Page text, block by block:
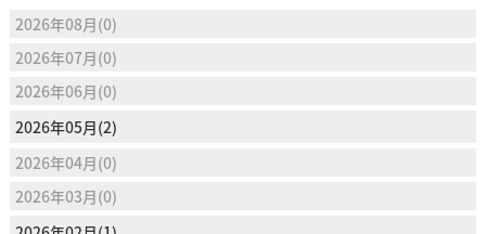
2026年08月(0)
2026年07月(0)
2026年06月(0)
2026年05月(2)
2026年04月(0)
2026年03月(0)